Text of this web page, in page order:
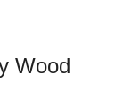
Wood